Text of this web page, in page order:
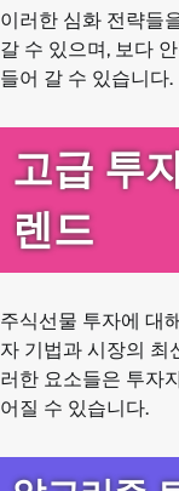
이러한 심화 전략들
갈 수 있으며, 보다
들어 갈 수 있습니다.
고급 투
렌드
주식선물 투자에 대
자 기법과 시장의 최
러한 요소들은 투자
어질 수 있습니다.